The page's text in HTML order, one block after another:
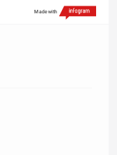
Made with